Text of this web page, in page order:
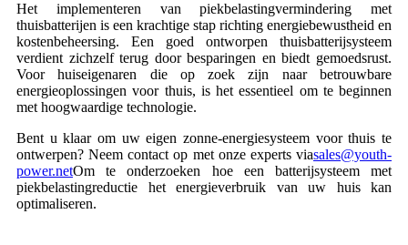
Het implementeren van piekbelastingvermindering met
thuisbatterijen is een krachtige stap richting energiebewustheid en
kostenbeheersing. Een goed ontworpen thuisbatterijsysteem
verdient zichzelf terug door besparingen en biedt gemoedsrust.
Voor huiseigenaren die op zoek zijn naar betrouwbare
energieoplossingen voor thuis, is het essentieel om te beginnen
met hoogwaardige technologie.
Bent u klaar om uw eigen zonne-energiesysteem voor thuis te
ontwerpen? Neem contact op met onze experts viasales@youth-
power.netOm te onderzoeken hoe een batterijsysteem met
piekbelastingreductie het energieverbruik van uw huis kan
optimaliseren.